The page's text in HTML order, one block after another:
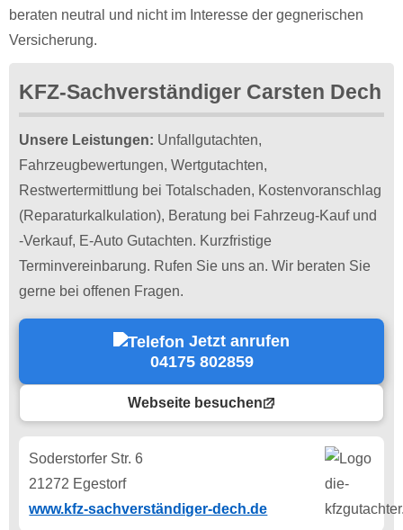
beraten neutral und nicht im Interesse der gegnerischen
Versicherung.
KFZ-Sachverständiger Carsten Dech
Unsere Leistungen: Unfallgutachten,
Fahrzeugbewertungen, Wertgutachten,
Restwertermittlung bei Totalschaden, Kostenvoranschlag
(Reparaturkalkulation), Beratung bei Fahrzeug-Kauf und
-Verkauf, E-Auto Gutachten. Kurzfristige
Terminvereinbarung. Rufen Sie uns an. Wir beraten Sie
gerne bei offenen Fragen.
Jetzt anrufen
04175 802859
Webseite besuchen
Soderstorfer Str. 6
21272 Egestorf
www.kfz-sachverständiger-dech.de